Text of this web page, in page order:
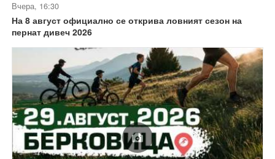
Вчера, 16:30
На 8 август официално се открива ловният сезон на
пернат дивеч 2026